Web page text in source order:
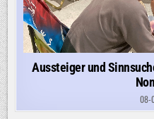
Aussteiger und
08-